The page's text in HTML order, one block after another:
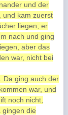
und der
und kam zuerst
liegen; er
nach und ging
aber das
war, nicht bei
Da ging auch der
war, und
noch nicht,
gingen die